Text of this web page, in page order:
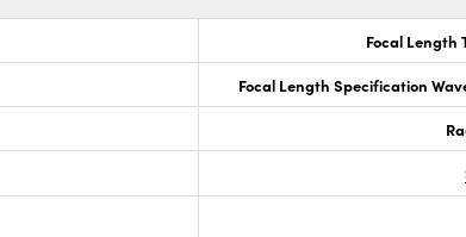
Focal Length
Focal Length Specification